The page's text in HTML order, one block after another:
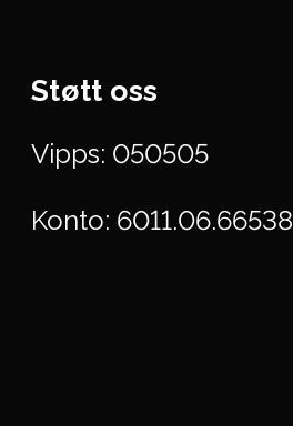
Støtt oss
Vipps: 050505
Konto: 6011.06.66538